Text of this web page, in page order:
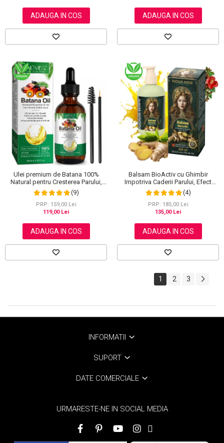
ADAUGA IN COS ADAUGA IN COS
Ulei premium de Batana 100%
Natural pentru Cresterea Parului,
Tratarea scalpului, Ingrijirea Tenului,
Genelor si Sprancenelor, Aliver 60
ml
(9)
PRP: 159,00 Lei
119,00 Lei
ADAUGA IN COS
Balsam BioActiv cu Ghimbir
Impotriva Caderii Parului, Efect
Regenerator si Densificator,
Revitalizeaza in Profunzime,
Premium, NOVA KISS®, 300 ml
(4)
PRP: 185,00 Lei
135,00 Lei
ADAUGA IN COS
1 2 3
INFORMATII
SUPORT
DATE COMERCIALE
URMARESTE-NE IN SOCIAL MEDIA